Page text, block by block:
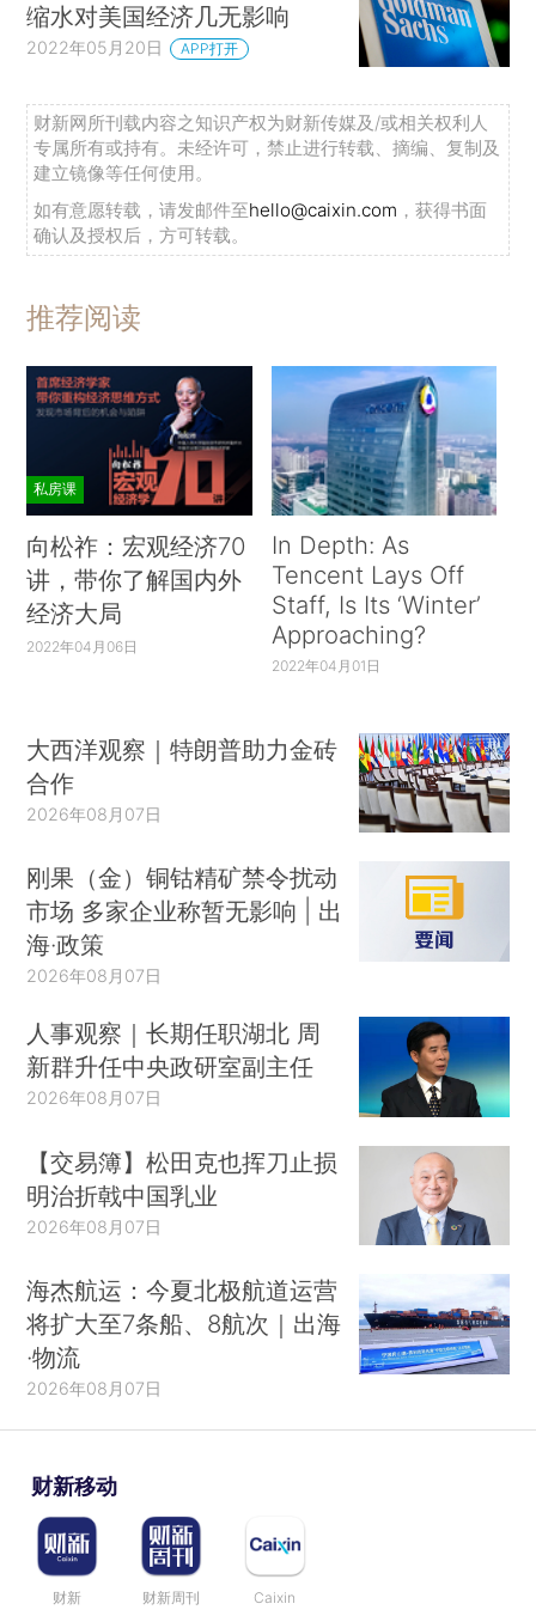
缩水对美国经济几无影响
2022年05月20日 APP打开
财新网所刊载内容之知识产权为财新传媒及/或相关权利人
专属所有或持有。未经许可，禁止进行转载、摘编、复制及
建立镜像等任何使用。
如有意愿转载，请发邮件至hello@caixin.com ，获得书面
确认及授权后，方可转载。
推荐阅读
私房课
向松祚：宏观经济70
讲，带你了解国内外
经济大局
2022年04月06日
In Depth: As
Tencent Lays Off
Staff, Is Its ‘Winter’
Approaching?
2022年04月01日
大西洋观察｜特朗普助力金砖
合作
2026年08月07日
刚果（金）铜钴精矿禁令扰动
市场 多家企业称暂无影响 | 出
海·政策
2026年08月07日
人事观察｜长期任职湖北 周
新群升任中央政研室副主任
2026年08月07日
【交易簿】松田克也挥刀止损
明治折戟中国乳业
2026年08月07日
海杰航运：今夏北极航道运营
将扩大至7条船、8航次｜出海
·物流
2026年08月07日
财新移动
财新 财新周刊 Caixin